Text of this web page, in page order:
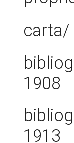
carta/
1908
1913